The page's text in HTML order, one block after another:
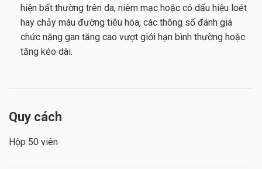
hiện bất thường trên da, niêm mạc hoặc có dấu hiệu loét
hay chảy máu đường tiêu hóa, các thông số đánh giá
chức năng gan tăng cao vượt giới hạn bình thường hoặc
tăng kéo dài.
Quy cách
Hộp 50 viên